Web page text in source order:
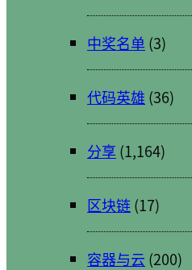
中奖名单 (3)
代码英雄 (36)
分享 (1,164)
区块链(17)
容器与云 (200)